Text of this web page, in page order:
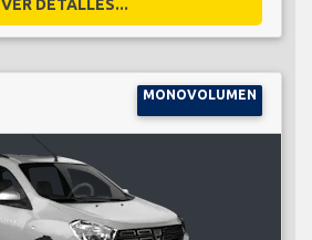
VER DETALLES...
MONOVOLUMEN